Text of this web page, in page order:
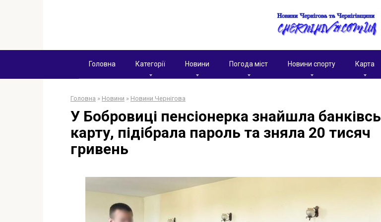
Головна Категорії Новини Погода міст Новини спорту Карта
Головна » Новини » Новини Чернігова
У Бобровиці пенсіонерка знайшла
карту, підібрала пароль та зняла 20 тисяч
гривень